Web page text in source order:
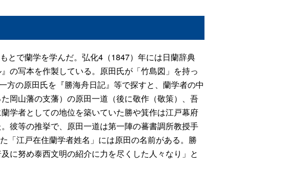
とで蘭学を学んだ。弘化4（1847）年には日蘭辞典
の写本を作製している。原田氏が「竹島図」を持っ
の原田氏を『勝海舟日記』等で探すと、蘭学者の中
岡山藩の支藩）の原田一道（後に敬作（敬策）、吾
学者としての地位を築いていた勝や箕作は江戸幕府
彼等の推挙で、原田一道は第一陣の蕃書調所教授手
「江戸在住蘭学者姓名」には原田の名前がある。勝
に努め泰西文明の紹介に力を尽くした人々なり」と